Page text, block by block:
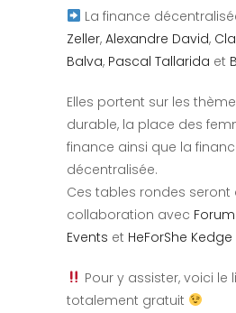
La finance
Zeller, Alexandre David,
Balva, Pascal Tallarida et
Elles portent sur les
durable, la place des
finance ainsi que la
décentralisée.
Ces tables rondes seront
collaboration avec Forum
Events et HeForShe
Pour y assister, voici le
totalement gratuit